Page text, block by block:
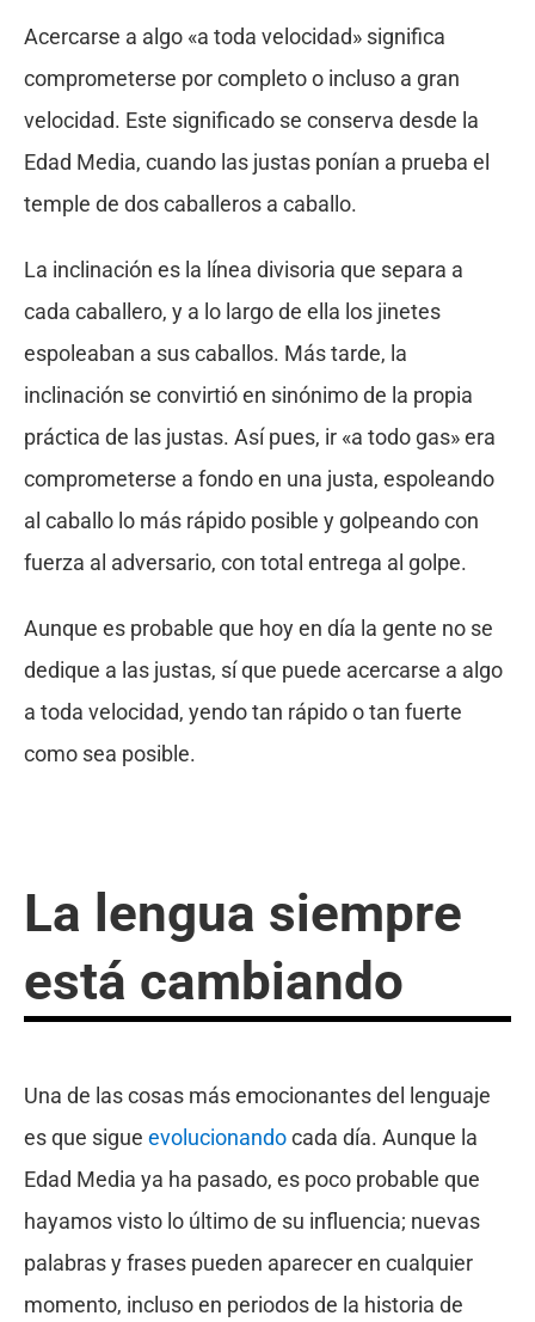
Acercarse a algo «a toda velocidad» significa
comprometerse por completo o incluso a gran
velocidad. Este significado se conserva desde la
Edad Media, cuando las justas ponían a prueba el
temple de dos caballeros a caballo.
La inclinación es la línea divisoria que separa a
cada caballero, y a lo largo de ella los jinetes
espoleaban a sus caballos. Más tarde, la
inclinación se convirtió en sinónimo de la propia
práctica de las justas. Así pues, ir «a todo gas» era
comprometerse a fondo en una justa, espoleando
al caballo lo más rápido posible y golpeando con
fuerza al adversario, con total entrega al golpe.
Aunque es probable que hoy en día la gente no se
dedique a las justas, sí que puede acercarse a algo
a toda velocidad, yendo tan rápido o tan fuerte
como sea posible.
La lengua siempre
está cambiando
Una de las cosas más emocionantes del lenguaje
es que sigue evolucionandocada día. Aunque la
Edad Media ya ha pasado, es poco probable que
hayamos visto lo último de su influencia; nuevas
palabras y frases pueden aparecer en cualquier
momento, incluso en periodos de la historia de